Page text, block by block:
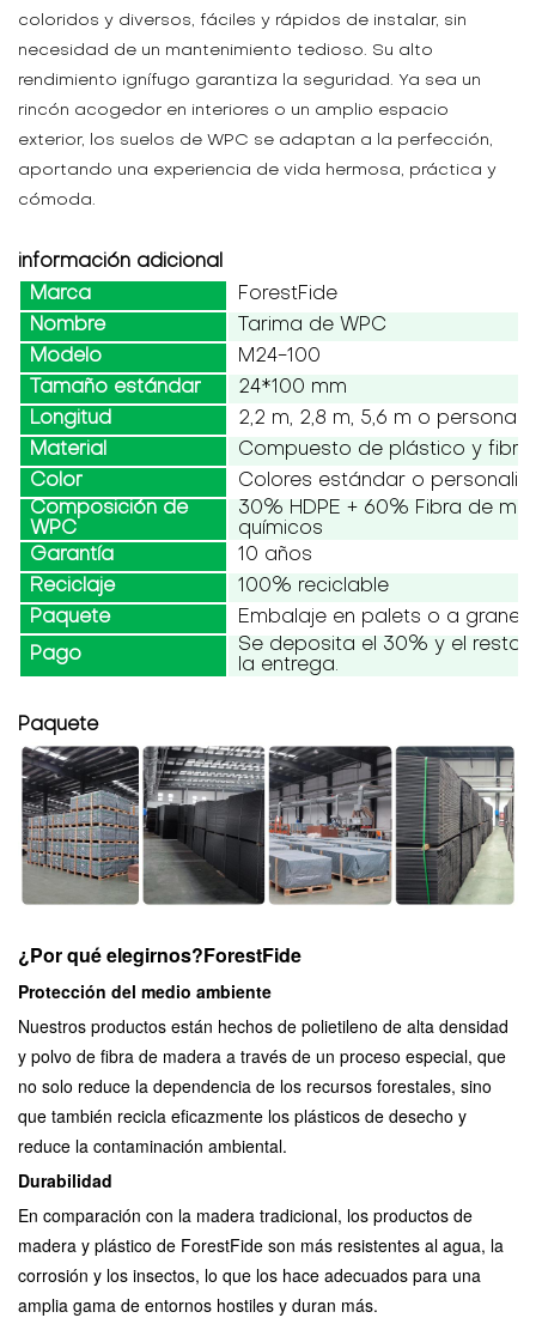
coloridos y diversos, fáciles y rápidos de instalar, sin
necesidad de un mantenimiento tedioso. Su alto
rendimiento ignífugo garantiza la seguridad. Ya sea un
rincón acogedor en interiores o un amplio espacio
exterior, los suelos de WPC se adaptan a la perfección,
aportando una experiencia de vida hermosa, práctica y
cómoda.
información adicional
Marca
ForestFide
Nombre
Tarima de WPC
Modelo
M24-100
Tamaño estándar
24*100 mm
Longitud
2,2 m, 2,8 m, 5,6 m o
Material
Compuesto de plástico y
Color
Colores estándar o
Composición de
WPC
30% HDPE + 60% Fibra de
químicos
Garantía
10 años
Reciclaje
100% reciclable
Paquete
Embalaje en palets o a granel
Pago
Se deposita el 30% y el resto
la entrega.
Paquete
¿Por qué elegirnos?ForestFide
Protección del medio ambiente
Nuestros productos están hechos de polietileno de alta densidad
y polvo de fibra de madera a través de un proceso especial, que
no solo reduce la dependencia de los recursos forestales, sino
que también recicla eficazmente los plásticos de desecho y
reduce la contaminación ambiental.
Durabilidad
En comparación con la madera tradicional, los productos de
madera y plástico de ForestFide son más resistentes al agua, la
corrosión y los insectos, lo que los hace adecuados para una
amplia gama de entornos hostiles y duran más.